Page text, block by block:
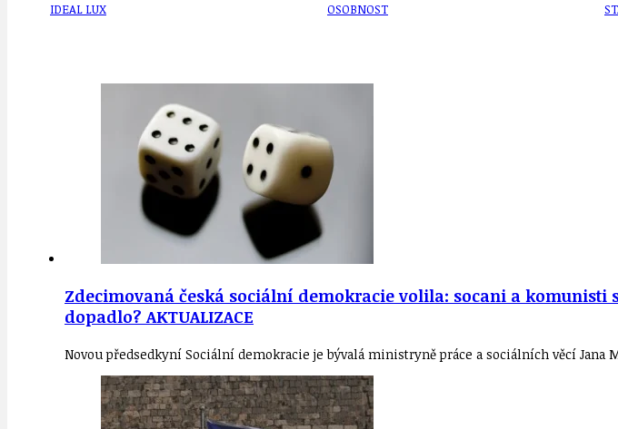
IDEAL LUX OSOBNOST
Zdecimovaná česká sociální demokracie volila: socani a komunisti
dopadlo? AKTUALIZACE
Novou předsedkyní Sociální demokracie je bývalá ministryně práce a sociálních věcí Jana